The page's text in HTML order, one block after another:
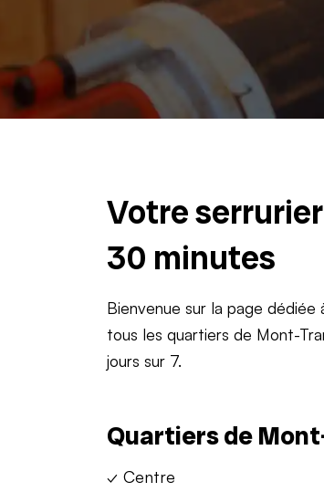
Votre
30 minutes
Bienvenue sur la page dédiée
tous les quartiers de Mont-
jours sur 7.
Quartiers de
✓ Centre